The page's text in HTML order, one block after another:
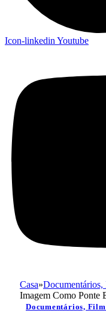
Icon-linkedin Youtube
Casa»Documentários,
Imagem Como Ponte
Documentários,